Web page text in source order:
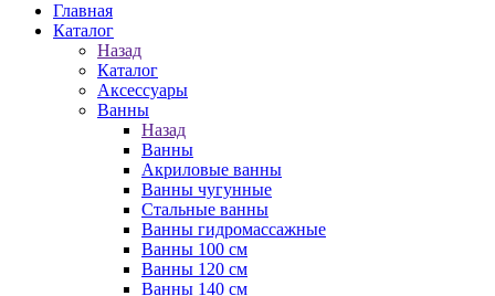
Главная
Каталог
Назад
Каталог
Аксессуары
Ванны
Назад
Ванны
Акриловые ванны
Ванны чугунные
Стальные ванны
Ванны гидромассажные
Ванны 100 см
Ванны 120 см
Ванны 140 см